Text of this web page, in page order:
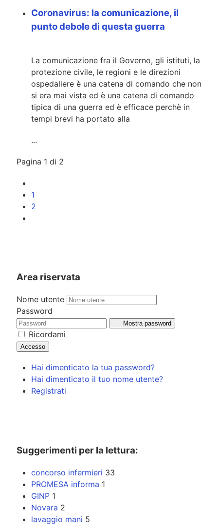
Coronavirus: la comunicazione, il
punto debole di questa guerra
La comunicazione fra il Governo, gli istituti, la
protezione civile, le regioni e le direzioni
ospedaliere è una catena di comando che non
si era mai vista ed è una catena di comando
tipica di una guerra ed è efficace perchè in
tempi brevi ha portato alla
...
Pagina 1 di 2
1
2
Area riservata
Nome utente
Password
Mostra password
Ricordami
Accesso
Hai dimenticato la tua password?
Hai dimenticato il tuo nome utente?
Registrati
Suggerimenti per la lettura:
concorso infermieri 33
PROMESA informa 1
GINP 1
Novara 2
lavaggio mani 5